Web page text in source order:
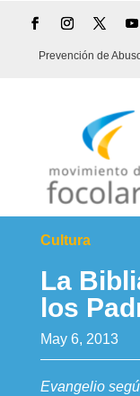
Prevención de
Cultura
La
los
May 6, 2013
Evangelio